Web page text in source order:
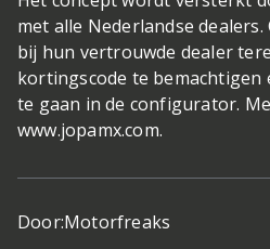
met alle Nederlandse
bij hun vertrouwde dealer
kortingscode te bemachtigen
te gaan in de configurator.
www.jopamx.com.
Door:Motorfreaks